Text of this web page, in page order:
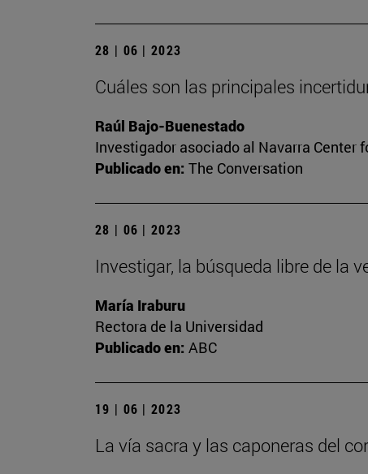
28 | 06 | 2023
Cuáles son las principales
Raúl Bajo-Buenestado
Investigador asociado al Navarra Center
Publicado en: The Conversation
28 | 06 | 2023
Investigar, la búsqueda libre de la
María Iraburu
Rectora de la Universidad
Publicado en: ABC
19 | 06 | 2023
La vía sacra y las caponeras del